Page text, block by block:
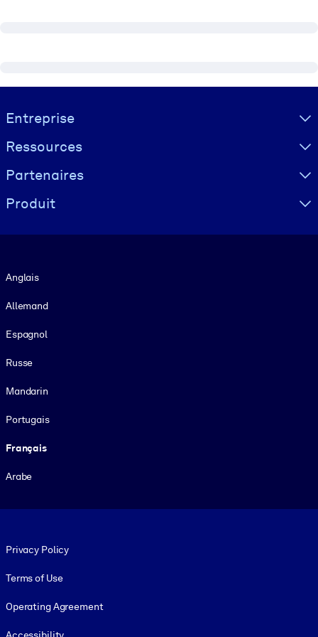
Visually hidden Text
Entreprise
Ressources
Partenaires
Produit
Anglais
Allemand
Espagnol
Russe
Mandarin
Portugais
Français
Arabe
Privacy Policy
Terms of Use
Operating Agreement